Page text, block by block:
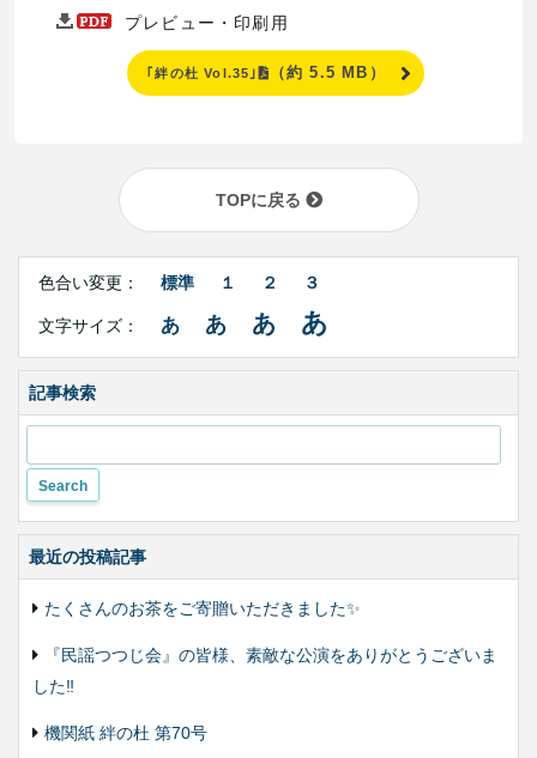
プレビュー・印刷用
｢絆の杜 Vol.35｣ （約 5.5 MB）
TOPに戻る
Right
Contents
合
変
色合い変更： 標準 １ ２ ３
文字サイズ： あ あ あ あ
記事検索
最近の投稿記事
たくさんのお茶をご寄贈いただきました✨
『民謡つつじ会』の皆様、素敵な公演をありがとうございま
した‼️
機関紙 絆の杜 第70号